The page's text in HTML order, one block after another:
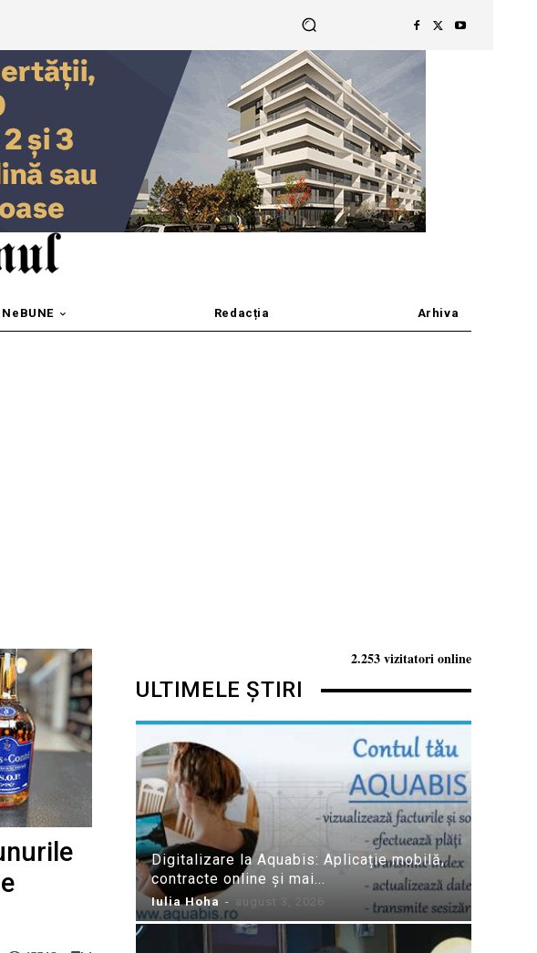
Redacția Arhiva
2.253 vizitatori online
ULTIMELE ȘTIRI
Digitalizare la Aquabis: Aplicație mobilă,
contracte online și mai...
Iulia Hoha - august 3, 2026